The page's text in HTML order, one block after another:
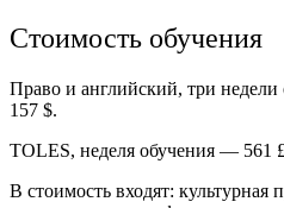
Стоимость обучения
Право и английский, три
157 $.
TOLES, неделя обучения — 561
В стоимость входят: культурная